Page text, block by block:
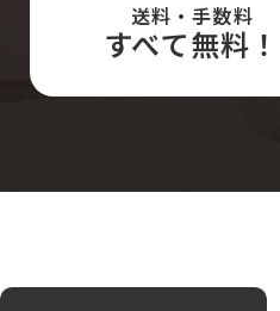
送料・手数料
すべて無料！